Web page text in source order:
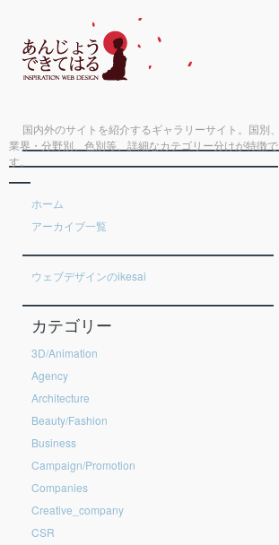
国内外のサイトを紹介するギャラリーサイト。国別、
業界・分野別、色別等、詳細なカテゴリー分けが特徴で
す。
ホーム
アーカイブ一覧
ウェブデザインのikesai
カテゴリー
3D/Animation
Agency
Architecture
Beauty/Fashion
Business
Campaign/Promotion
Companies
Creative_company
CSR